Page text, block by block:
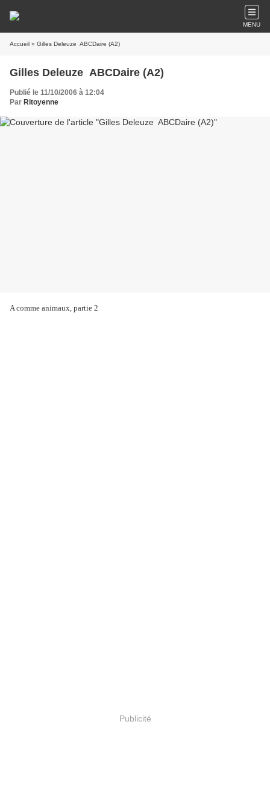
MENU
Accueil » Gilles Deleuze  ABCDaire (A2)
Gilles Deleuze  ABCDaire (A2)
Publié le 11/10/2006 à 12:04
Par Ritoyenne
A comme animaux, partie 2
Publicité